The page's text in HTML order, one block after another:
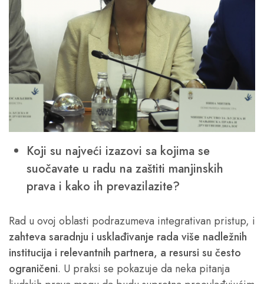
Koji su najveći izazovi sa kojima se
suočavate u radu na zaštiti manjinskih
prava i kako ih prevazilazite?
Rad u ovoj oblasti podrazumeva integrativan pristup, i
zahteva saradnju i usklađivanje rada više nadležnih
institucija i relevantnih partnera, a resursi su često
ograničeni. U praksi se pokazuje da neka pitanja